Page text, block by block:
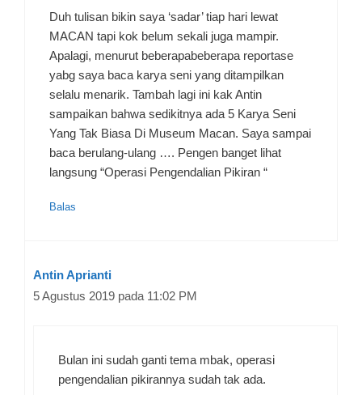
Duh tulisan bikin saya ‘sadar’ tiap hari lewat
MACAN tapi kok belum sekali juga mampir.
Apalagi, menurut beberapabeberapa reportase
yabg saya baca karya seni yang ditampilkan
selalu menarik. Tambah lagi ini kak Antin
sampaikan bahwa sedikitnya ada 5 Karya Seni
Yang Tak Biasa Di Museum Macan. Saya sampai
baca berulang-ulang …. Pengen banget lihat
langsung “Operasi Pengendalian Pikiran “
Balas
Antin Aprianti
5 Agustus 2019 pada 11:02 PM
Bulan ini sudah ganti tema mbak, operasi
pengendalian pikirannya sudah tak ada.